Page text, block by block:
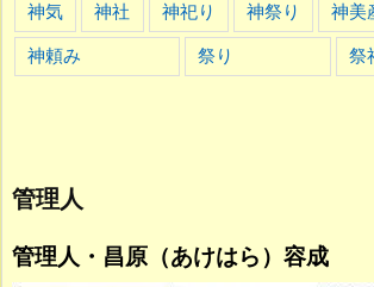
神気 神社 神祀り 神祭り 神美
神頼み 祭り 祭
管理人
管理人・昌原（あけはら）容成